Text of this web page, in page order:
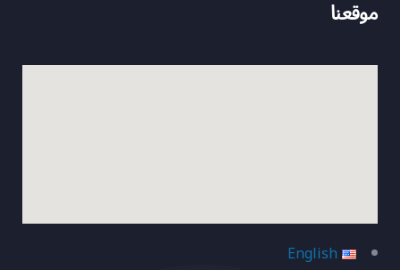
موقعنا
English